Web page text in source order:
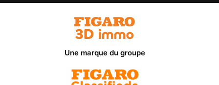
Une marque du groupe